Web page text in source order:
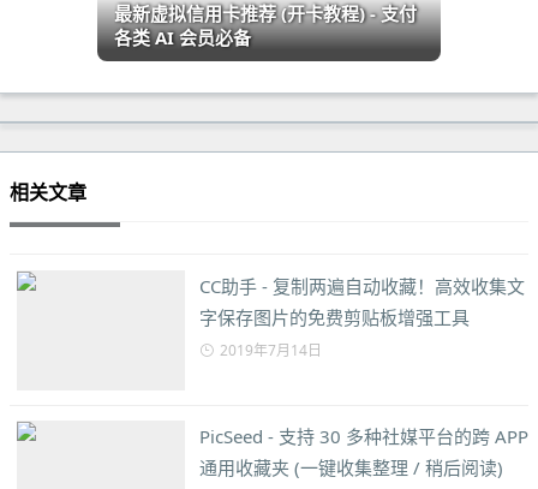
最新虚拟信用卡推荐 (开卡教程) - 支付
各类 AI 会员必备
相关文章
CC助手 - 复制两遍自动收藏！高效收集文
字保存图片的免费剪贴板增强工具
2019年7月14日
PicSeed - 支持 30 多种社媒平台的跨 APP
通用收藏夹 (一键收集整理 / 稍后阅读)